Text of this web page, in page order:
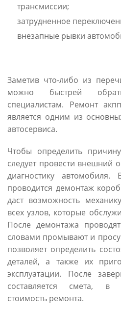
трансмиссии;
затрудненное
внезапные рывки
Заметив что-либо из
можно быстрей
специалистам. Ремонт
является одним из
автосервиса.
Чтобы определить
следует провести внешний
диагностику автомобиля.
проводится демонтаж
даст возможность
всех узлов, которые
После демонтажа
словами промывают и
позволяет определить
деталей, а также их
эксплуатации. После
составляется смета, в
стоимость ремонта.